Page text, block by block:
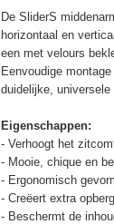
De SliderS
horizontaal en
een met velours
Eenvoudige
duidelijke, universele
Eigenschappen:
- Verhoogt het
- Mooie, chique en
- Ergonomisch
- Creëert extra
- Beschermt de